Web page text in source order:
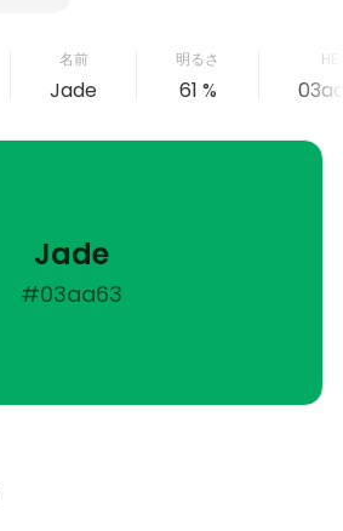
名前
Jade
明るさ
61 %
Jade
#03aa63